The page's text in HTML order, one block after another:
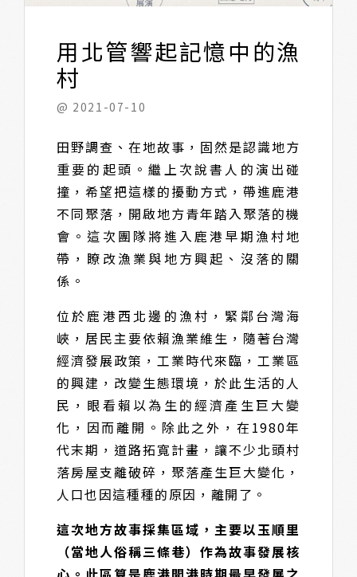
用北管響起記憶中的漁
村
@ 2021-07-10
田野調查、在地故事，固然是認識地方
重要的起頭。繼上次說書人的演出碰
撞，希望把這樣的擾動方式，帶進鹿港
不同聚落，開啟地方青年踏入聚落的機
會。這次團隊將進入鹿港早期漁村地
帶，瞭改漁業與地方興起、沒落的關
係。
位於鹿港西北邊的漁村，緊鄰台灣海
峽，居民主要依賴漁業維生，隨著台灣
經濟發展政策，工業時代來臨，工業區
的興建，改變生態環境，於此生活的人
民，眼看賴以為生的經濟產生巨大變
化，因而離開。除此之外，在1980年
代末期，道路拓寬計畫，讓不少北頭村
落房屋支離破碎，聚落產生巨大變化，
人口也因這種種的原因，離開了。
這次地方故事採集區域，主要以玉順里
（當地人俗稱三條巷）作為故事發展核